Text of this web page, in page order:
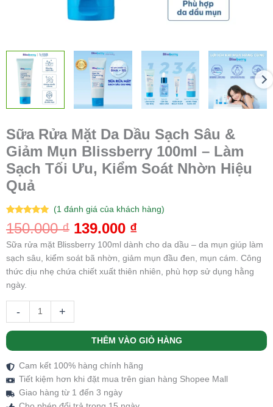
Sữa Rửa Mặt Da Dầu Sạch Sâu &
Giảm Mụn Blissberry 100ml – Làm
Sạch Tối Ưu, Kiểm Soát Nhờn Hiệu
Quả
5.00 trên 5
dựa trên
1
(1đánh giá của khách hàng)
150.000₫ 139.000 ₫
Sữa rửa mặt Blissberry 100ml dành cho da dầu – da mụn giúp làm
sạch sâu, kiểm soát bã nhờn, giảm mụn đầu đen, mụn cám. Công
thức dịu nhẹ chứa chiết xuất thiên nhiên, phù hợp sử dụng hằng
ngày.
-
Hiệu
Quả
lượng
+
THÊM VÀO GIỎ HÀNG
Cam kết 100% hàng chính hãng
Tiết kiệm hơn khi đặt mua trên gian hàng Shopee Mall
Giao hàng từ 1 đến 3 ngày